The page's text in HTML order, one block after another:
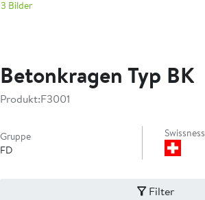
3 Bilder
Betonkragen Typ BK
Produkt:F3001
Gruppe
FD
Swissness
Filter